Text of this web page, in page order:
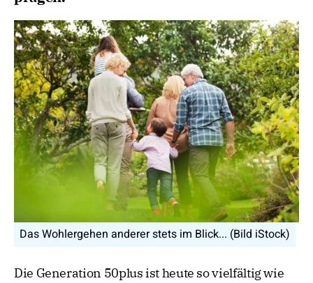
Das Wohlergehen anderer stets im Blick... (Bild iStock)
Die Generation 50plus ist heute so vielfältig wie